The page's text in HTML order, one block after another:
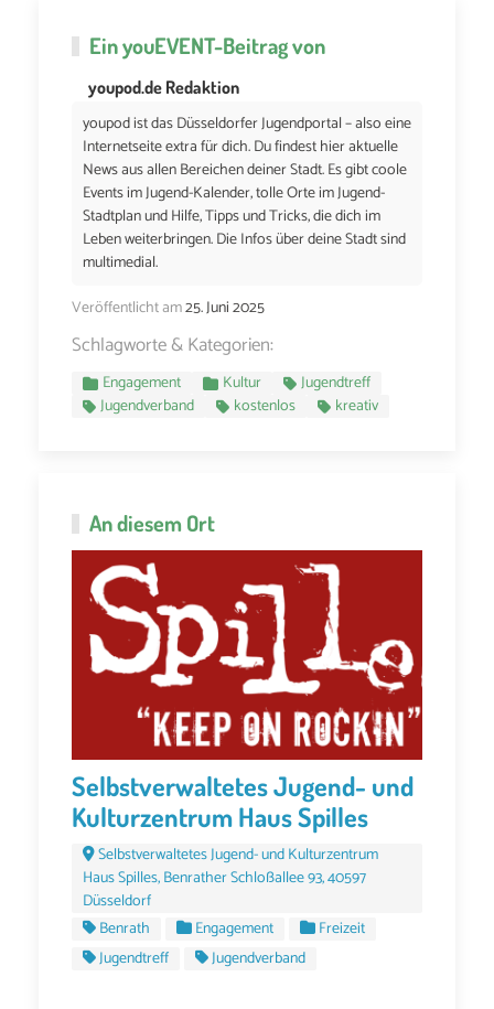
EinyouEVENT-Beitrag von
youpod.de Redaktion
youpod ist das Düsseldorfer Jugendportal – also eine
Internetseite extra für dich. Du findest hier aktuelle
News aus allen Bereichen deiner Stadt. Es gibt coole
Events im Jugend-Kalender, tolle Orte im Jugend-
Stadtplan und Hilfe, Tipps und Tricks, die dich im
Leben weiterbringen. Die Infos über deine Stadt sind
multimedial.
Veröffentlicht am25. Juni 2025
Schlagworte & Kategorien:
Engagement Kultur
Jugendtreff
Jugendverband
kostenlos kreativ
An diesem Ort
Selbstverwaltetes Jugend- und
Kulturzentrum Haus Spilles
Selbstverwaltetes Jugend- und Kulturzentrum
Haus Spilles, Benrather Schloßallee 93, 40597
Düsseldorf
Benrath
Engagement
Freizeit
Jugendtreff
Jugendverband